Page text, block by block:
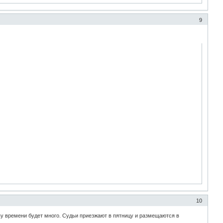
9
10
времени будет много. Судьи приезжают в пятницу и размещаются в